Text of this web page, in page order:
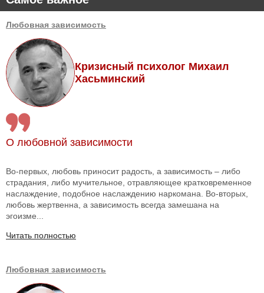
Любовная зависимость
Кризисный психолог Михаил
Хасьминский
О любовной зависимости
Во-первых, любовь приносит радость, а зависимость – либо
страдания, либо мучительное, отравляющее кратковременное
наслаждение, подобное наслаждению наркомана. Во-вторых,
любовь жертвенна, а зависимость всегда замешана на
эгоизме...
Читать полностью
Любовная зависимость